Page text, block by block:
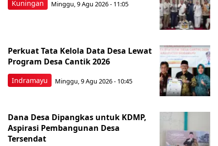
Kuningan Minggu, 9 Agu 2026 - 11:05
Indramayu
Perkuat Tata Kelola Data Desa Lewat
Program Desa Cantik 2026
Minggu, 9 Agu 2026 - 10:45
Dana Desa Dipangkas untuk KDMP,
Aspirasi Pembangunan Desa
Tersendat